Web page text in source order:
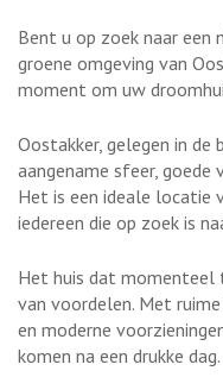
Bent u op zoek naar een
groene omgeving van
moment om uw
Oostakker, gelegen in
aangename sfeer, goede
Het is een ideale locatie
iedereen die op zoek is
Het huis dat
van voordelen. Met
en moderne
komen na een drukke dag.